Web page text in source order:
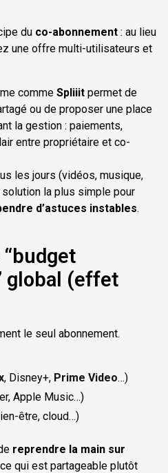
du co-abonnement : au lieu
une offre multi-utilisateurs et
comme Spliiit permet de
ou de proposer une place
la gestion : paiements,
entre propriétaire et co-
les jours (vidéos, musique,
la plus simple pour
d’astuces instables.
global (effet
le seul abonnement.
, Disney+, Prime Video…)
Apple Music…)
être, cloud…)
reprendre la main sur
qui est partageable plutôt